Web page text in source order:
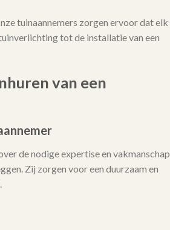
tuinaannemers zorgen ervoor dat elk
tot de installatie van een
van een
de nodige expertise en vakmanschap
Zij zorgen voor een duurzaam en